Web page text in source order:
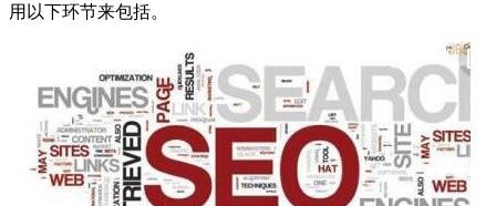
用以下环节来包括。